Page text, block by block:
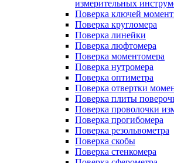
измерительных
Поверка ключей
Поверка кругломера
Поверка линейки
Поверка люфтомера
Поверка моментомера
Поверка нутромера
Поверка оптиметра
Поверка отвертки
Поверка плиты
Поверка проволочки
Поверка прогибомера
Поверка резольвометра
Поверка скобы
Поверка стенкомера